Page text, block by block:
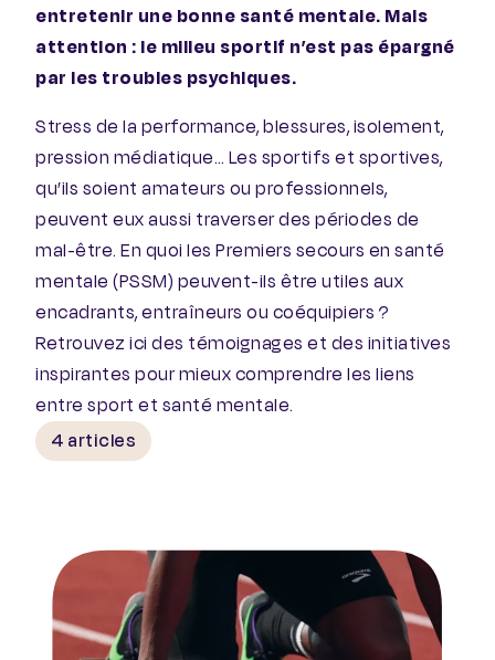
entretenir une bonne santé mentale. Mais
attention : le milieu sportif n’est pas épargné
par les troubles psychiques.
Stress de la performance, blessures, isolement,
pression médiatique… Les sportifs et sportives,
qu’ils soient amateurs ou professionnels,
peuvent eux aussi traverser des périodes de
mal-être. En quoi les Premiers secours en santé
mentale (PSSM) peuvent-ils être utiles aux
encadrants, entraîneurs ou coéquipiers ?
Retrouvez ici des témoignages et des initiatives
inspirantes pour mieux comprendre les liens
entre sport et santé mentale.
4 articles
Quand les sportifs parlent de leur santé mentale